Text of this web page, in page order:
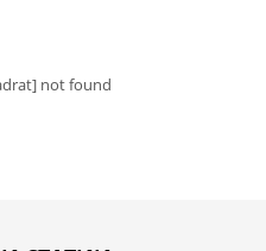
not found